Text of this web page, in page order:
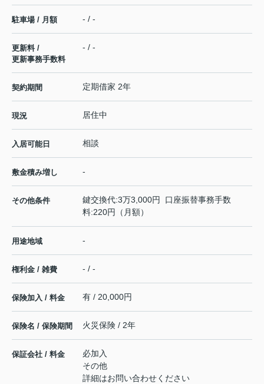
駐車場 / 月額 - / -
更新料 /
更新事務手数料
- / -
契約期間 定期借家 2年
現況 居住中
入居可能日 相談
敷金積み増し -
その他条件
鍵交換代:3万3,000円 口座振替事務手数
料:220円（月額）
用途地域 -
権利金 / 雑費 - / -
保険加入 / 料金 有 / 20,000円
保険名 / 保険期間 火災保険 / 2年
保証会社 / 料金
必加入
その他
詳細はお問い合わせください